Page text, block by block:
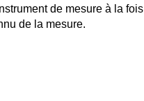
de mesure à la fois
de la mesure.